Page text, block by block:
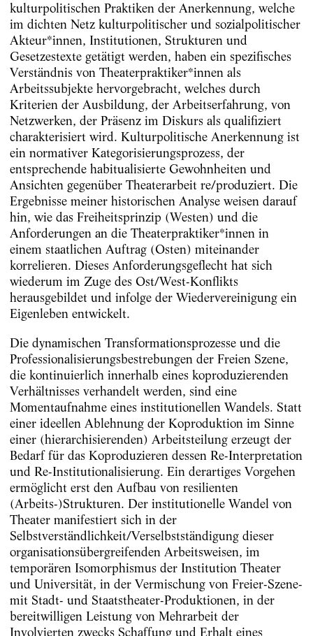
kulturpolitischen Praktiken der Anerkennung, welche
im dichten Netz kulturpolitischer und sozialpolitischer
Akteur*innen, Institutionen, Strukturen und
Gesetzestexte getätigt werden, haben ein spezifisches
Verständnis von Theaterpraktiker*innen als
Arbeitssubjekte hervorgebracht, welches durch
Kriterien der Ausbildung, der Arbeitserfahrung, von
Netzwerken, der Präsenz im Diskurs als qualifiziert
charakterisiert wird. Kulturpolitische Anerkennung ist
ein normativer Kategorisierungsprozess, der
entsprechende habitualisierte Gewohnheiten und
Ansichten gegenüber Theaterarbeit re/produziert. Die
Ergebnisse meiner historischen Analyse weisen darauf
hin, wie das Freiheitsprinzip (Westen) und die
Anforderungen an die Theaterpraktiker*innen in
einem staatlichen Auftrag (Osten) miteinander
korrelieren. Dieses Anforderungsgeflecht hat sich
wiederum im Zuge des Ost/West-Konflikts
herausgebildet und infolge der Wiedervereinigung ein
Eigenleben entwickelt.
Die dynamischen Transformationsprozesse und die
Professionalisierungsbestrebungen der Freien Szene,
die kontinuierlich innerhalb eines koproduzierenden
Verhältnisses verhandelt werden, sind eine
Momentaufnahme eines institutionellen Wandels. Statt
einer ideellen Ablehnung der Koproduktion im Sinne
einer (hierarchisierenden) Arbeitsteilung erzeugt der
Bedarf für das Koproduzieren dessen Re-Interpretation
und Re-Institutionalisierung. Ein derartiges Vorgehen
ermöglicht erst den Aufbau von resilienten
(Arbeits-)Strukturen. Der institutionelle Wandel von
Theater manifestiert sich in der
Selbstverständlichkeit/Verselbstständigung dieser
organisationsübergreifenden Arbeitsweisen, im
temporären Isomorphismus der Institution Theater
und Universität, in der Vermischung von Freier-Szene-
mit Stadt- und Staatstheater-Produktionen, in der
bereitwilligen Leistung von Mehrarbeit der
Involvierten zwecks Schaffung und Erhalt eines